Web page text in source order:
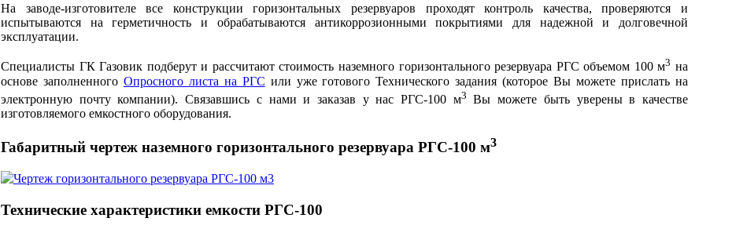
На заводе-изготовителе все конструкции горизонтальных резервуаров проходят контроль качества, проверяются и
испытываются на герметичность и обрабатываются антикоррозионными покрытиями для надежной и долговечной
эксплуатации.
Специалисты ГК Газовик подберут и рассчитают стоимость наземного горизонтального резервуара РГС объемом 100 м3 на
основе заполненного Опросного листа на РГС или уже готового Технического задания (которое Вы можете прислать на
электронную почту компании). Связавшись с нами и заказав у нас РГС-100 м3 Вы можете быть уверены в качестве
изготовляемого емкостного оборудования.
Габаритный чертеж наземного горизонтального резервуара РГС-100 м3
Технические характеристики емкости РГС-100